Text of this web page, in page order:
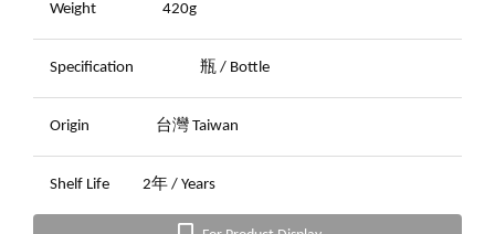
Weight 420g
Specification 瓶 / Bottle
Origin 台灣 Taiwan
Shelf Life 2年 / Years